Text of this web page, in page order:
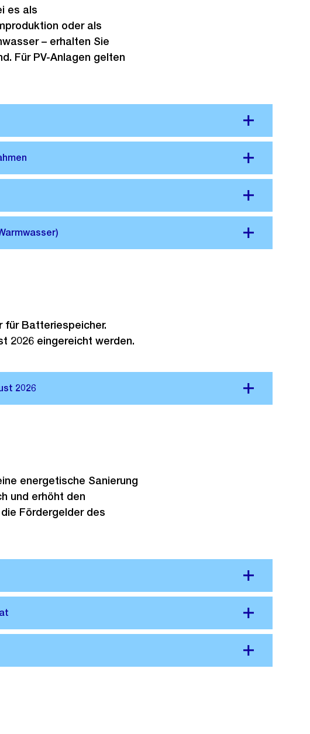
es als
oder als
– erhalten Sie
Für PV-Anlagen gelten
für Batteriespeicher.
2026 eingereicht werden.
energetische Sanierung
und erhöht den
Fördergelder des